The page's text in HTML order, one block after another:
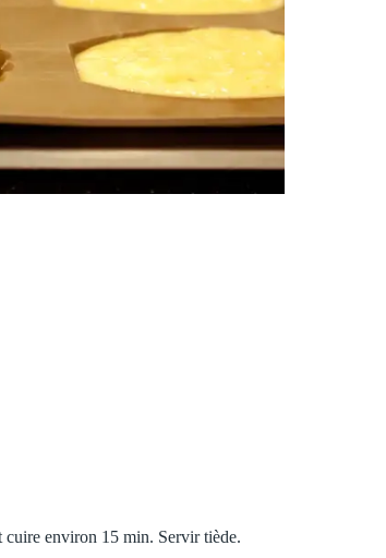
cuire environ 15 min. Servir tiède.